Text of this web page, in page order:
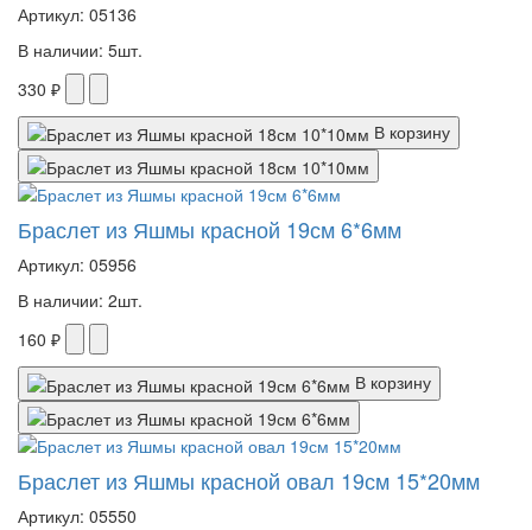
Артикул: 05136
В наличии: 5шт.
330 ₽
В корзину
Браслет из Яшмы красной 19см 6*6мм
Артикул: 05956
В наличии: 2шт.
160 ₽
В корзину
Браслет из Яшмы красной овал 19см 15*20мм
Артикул: 05550